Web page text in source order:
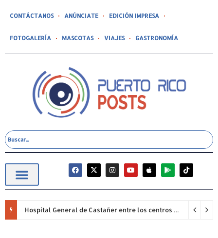
CONTÁCTANOS ANÚNCIATE EDICIÓN IMPRESA
FOTOGALERÍA MASCOTAS VIAJES GASTRONOMÍA
Hospital General de Castañer entre los centros de salud comunitarios con mejor desempeño clínico de Estados Unidos